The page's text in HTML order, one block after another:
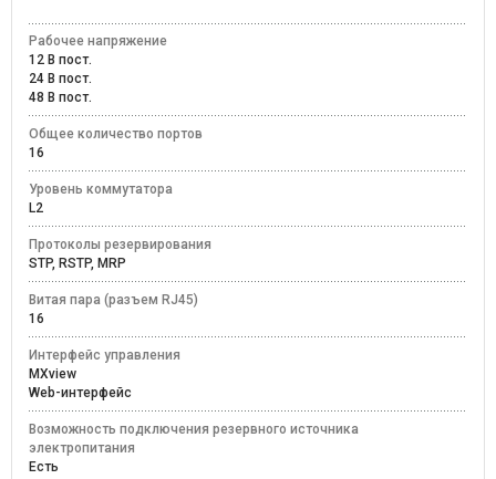
Рабочее напряжение
12 В пост.
24 В пост.
48 В пост.
Общее количество портов
16
Уровень коммутатора
L2
Протоколы резервирования
STP, RSTP, MRP
Витая пара (разъем RJ45)
16
Интерфейс управления
MXview
Web-интерфейс
Возможность подключения резервного источника
электропитания
Есть